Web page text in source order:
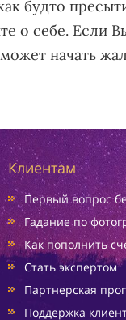
будто
о себе. Если
начать
Клиентам
Первый вопрос
Гадание по
Как пополнить
Стать экспертом
Партнерская
Поддержка